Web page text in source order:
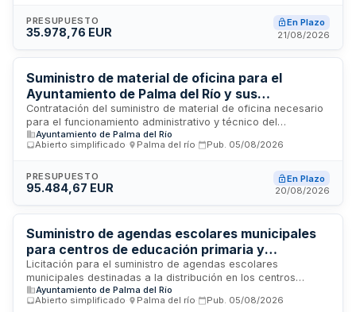
Cádiz. El procedimiento utilizado es abierto simplificado
abreviado. El contrato se somete a normativa nacional y
PRESUPUESTO
35.978,76 EUR
En Plazo
21/08/2026
Suministro de material de oficina para el
Ayuntamiento de Palma del Río y sus
organismos autónomos
Contratación del suministro de material de oficina necesario
para el funcionamiento administrativo y técnico del
Ayuntamiento de Palma del Río, el Patronato Deportivo
Municipal, el Patronato Municipal de Cultura y el Instituto de
de materiales en las oficinas municipales según las
necesidades que vayan surgiendo durante su vigencia. Los
máximos, permitiendo que el contratista oferte mejoras a la
baja.
Ayuntamiento de Palma del Río
Abierto simplificado
Palma del río Pub. 05/08/2026
PRESUPUESTO
95.484,67 EUR
En Plazo
20/08/2026
Suministro de agendas escolares municipales
para centros de educación primaria y
secundaria del Ayuntamiento de Palma del Río
Licitación para el suministro de agendas escolares
municipales destinadas a la distribución en los centros
educativos de primaria y secundaria de Palma del Río
durante dos períodos escolares consecutivos. El
Ayuntamiento de Palma del Río
Abierto simplificado
Palma del río Pub. 05/08/2026